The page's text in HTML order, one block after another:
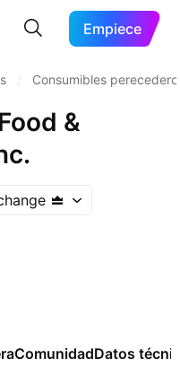
Empiece
Consumibles
&
ComunidadDatos